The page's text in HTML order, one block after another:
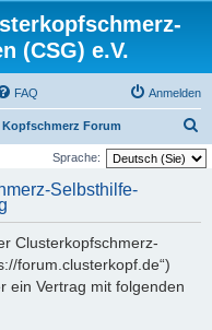
(CSG) e.V.
FAQ Anmelden
Forum
u
Sprache:
Selbsthilfe-
Clusterkopfschmerz-
forum.clusterkopf.de“)
ein Vertrag mit folgenden